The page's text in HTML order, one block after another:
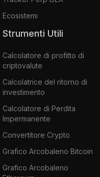
Ecosistemi
Strumenti Utili
Calcolatore di profitto di
criptovalute
Calcolatrice del ritorno di
investimento
Calcolatore di Perdita
Impermanente
Convertitore Crypto
Grafico Arcobaleno Bitcoin
Grafico Arcobaleno